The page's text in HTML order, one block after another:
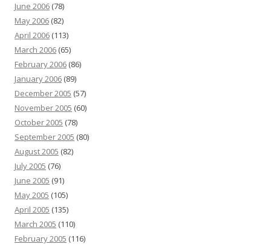
June 2006 (78)
May 2006 (82)
April 2006 (113)
March 2006 (65)
February 2006 (86)
January 2006 (89)
December 2005 (57)
November 2005 (60)
October 2005 (78)
September 2005 (80)
August 2005 (82)
July 2005 (76)
June 2005 (91)
May 2005 (105)
April 2005 (135)
March 2005 (110)
February 2005 (116)